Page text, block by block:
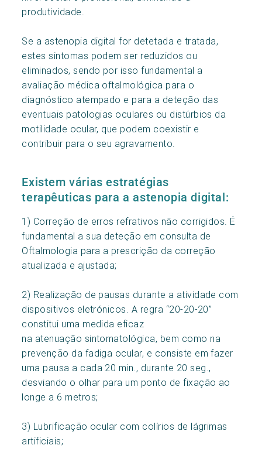
produtividade.
Se a astenopia digital for detetada e tratada,
estes sintomas podem ser reduzidos ou
eliminados, sendo por isso fundamental a
avaliação médica oftalmológica para o
diagnóstico atempado e para a deteção das
eventuais patologias oculares ou distúrbios da
motilidade ocular, que podem coexistir e
contribuir para o seu agravamento.
Existem várias estratégias
terapêuticas para a astenopia digital:
1) Correção de erros refrativos não corrigidos. É
fundamental a sua deteção em consulta de
Oftalmologia para a prescrição da correção
atualizada e ajustada;
2) Realização de pausas durante a atividade com
dispositivos eletrónicos. A regra “20-20-20”
constitui uma medida eficaz
na atenuação sintomatológica, bem como na
prevenção da fadiga ocular, e consiste em fazer
uma pausa a cada 20 min., durante 20 seg.,
desviando o olhar para um ponto de fixação ao
longe a 6 metros;
3) Lubrificação ocular com colírios de lágrimas
artificiais;